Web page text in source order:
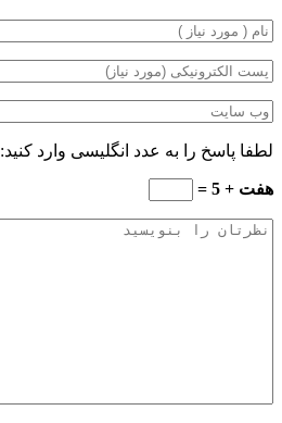
لطفا پاسخ را به عدد انگلیسی وارد کنید:
هفت + 5 =